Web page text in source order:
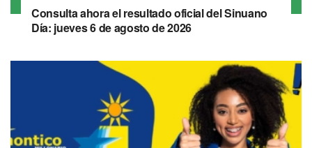
Consulta ahora el resultado oficial del Sinuano
Día: jueves 6 de agosto de 2026